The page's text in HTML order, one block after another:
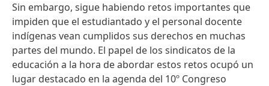
Sin embargo, sigue habiendo retos importantes que
impiden que el estudiantado y el personal docente
indígenas vean cumplidos sus derechos en muchas
partes del mundo. El papel de los sindicatos de la
educación a la hora de abordar estos retos ocupó un
lugar destacado en la agenda del 10º Congreso